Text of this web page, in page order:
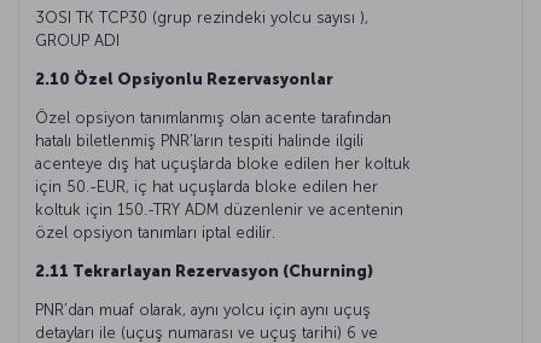
3OSI TK TCP30 (grup rezindeki yolcu sayısı ),
GROUP ADI
2.10 Özel Opsiyonlu Rezervasyonlar
Özel opsiyon tanımlanmış olan acente tarafından
hatalı biletlenmiş PNR’ların tespiti halinde ilgili
acenteye dış hat uçuşlarda bloke edilen her koltuk
için 50.-EUR, iç hat uçuşlarda bloke edilen her
koltuk için 150.-TRY ADM düzenlenir ve acentenin
özel opsiyon tanımları iptal edilir.
2.11 Tekrarlayan Rezervasyon (Churning)
PNR’dan muaf olarak, aynı yolcu için aynı uçuş
detayları ile (uçuş numarası ve uçuş tarihi) 6 ve